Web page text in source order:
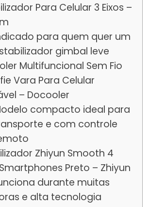
Para Celular 3 Eixos –
para quem quer um
gimbal leve
Multifuncional Sem Fio
Vara Para Celular
– Docooler
compacto ideal para
e com controle
Zhiyun Smooth 4
Preto – Zhiyun
durante muitas
e alta tecnologia